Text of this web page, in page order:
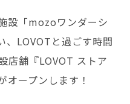
ストレス低減
回分割払い特別低金利
ポート
方へ
用)
ブマニュアル
設「mozoワンダーシ
、LOVOTと過ごす時間
店舗『LOVOT ストア
ープンします！